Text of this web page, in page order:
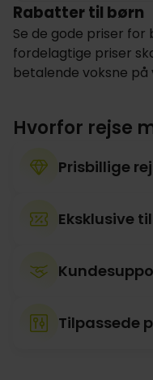
Rabatter til børn
Se de gode priser for
fordelagtige priser
betalende voksne
Hvorfor rejse
Prisbillige
Eksklusive
Tilpassede